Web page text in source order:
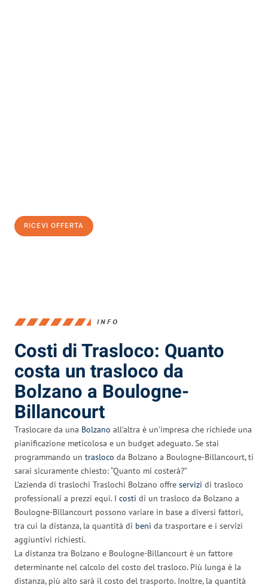
RICEVI OFFERTA
INFO
Costi di Trasloco: Quanto
costa un trasloco da
Bolzano a Boulogne-
Billancourt
Traslocare da una Bolzano all’altra è un’impresa che richiede una
pianificazione meticolosa e un budget adeguato. Se stai
programmando un trasloco da Bolzano a Boulogne-Billancourt, ti
sarai sicuramente chiesto: “Quanto mi costerà?”
L’azienda di traslochi Traslochi Bolzano offre servizi di trasloco
professionali a prezzi equi. I costi di un trasloco da Bolzano a
Boulogne-Billancourt possono variare in base a diversi fattori,
tra cui la distanza, la quantità di beni da trasportare e i servizi
aggiuntivi richiesti.
La distanza tra Bolzano e Boulogne-Billancourt è un fattore
determinante nel calcolo del costo del trasloco. Più lunga è la
distanza, più alto sarà il costo del trasporto. Inoltre, la quantità